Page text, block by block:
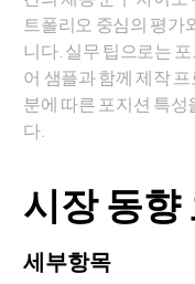
트폴리오 중심의 평가
니다. 실무 팁으로는
어 샘플과 함께 제작
분에 따른 포지션 특
다.
시장 동향
세부항목